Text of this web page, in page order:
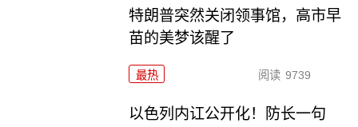
特朗普突然关闭领事馆，高市早
苗的美梦该醒了
最热 阅读 9739
以色列内讧公开化！防长一句